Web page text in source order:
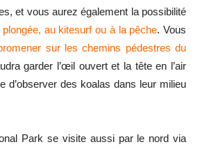
et vous aurez également la possibilité
au kitesurf ou à la pêche. Vous
sur les chemins pédestres du
garder l’œil ouvert et la tête en l’air
d’observer des koalas dans leur milieu
Park se visite aussi par le nord via